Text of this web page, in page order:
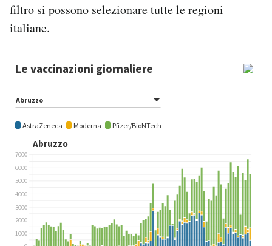
filtro si possono selezionare tutte le regioni
italiane.